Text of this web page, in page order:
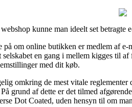
kunne man ideelt set betragte
om online butikken er medlem af
en gang i mellem kigges til
med dit køb.
omkring de mest vitale
grund af dette er det tilmed
Dot Coated, uden hensyn til om